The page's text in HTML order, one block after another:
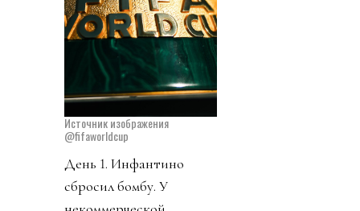
Источник изображения
@fifaworldcup
День 1. Инфантино
сбросил бомбу. У